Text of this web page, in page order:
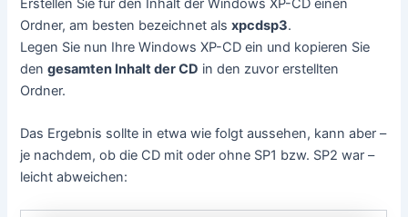
Erstellen Sie für den Inhalt der Windows XP-CD einen
Ordner, am besten bezeichnet alsxpcdsp3.
Legen Sie nun Ihre Windows XP-CD ein und kopieren Sie
dengesamten Inhalt der CD in den zuvor erstellten
Ordner.
Das Ergebnis sollte in etwa wie folgt aussehen, kann aber –
je nachdem, ob die CD mit oder ohne SP1 bzw. SP2 war –
leicht abweichen: